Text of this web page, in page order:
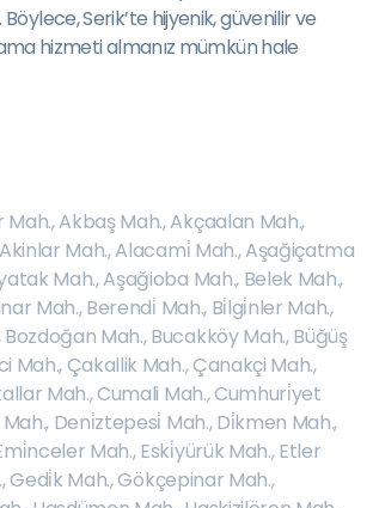
Serik’te hijyenik, güvenilir ve
hizmeti almanız mümkün hale
,Akbaş Mah.,Akçaalan Mah.,
Akinlar Mah.,Alacami̇ Mah.,Aşağiçatma
Mah.,Aşağioba Mah., Belek Mah.,
Mah.,Berendi̇ Mah., Bi̇lgi̇nler Mah.,
Bozdoğan Mah.,Bucakköy Mah.,Büğüş
Mah.,Çakallik Mah.,Çanakçi Mah.,
Mah.,Cumali Mah.,Cumhuri̇yet
, Deni̇ztepesi̇ Mah.,Di̇kmen Mah.,
Mah.,Eski̇yürük Mah.,Etler
,Gedi̇k Mah.,Gökçepinar Mah.,